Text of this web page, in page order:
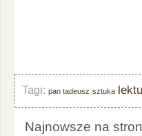
Tagi: pan tadeusz sztuka
Najnowsze na